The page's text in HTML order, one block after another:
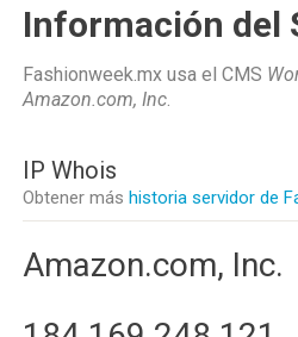
Información del
Fashionweek.mx usa el CMS
Amazon.com, Inc.
IP Whois
Obtener más historia servidor de
Amazon.com, Inc.